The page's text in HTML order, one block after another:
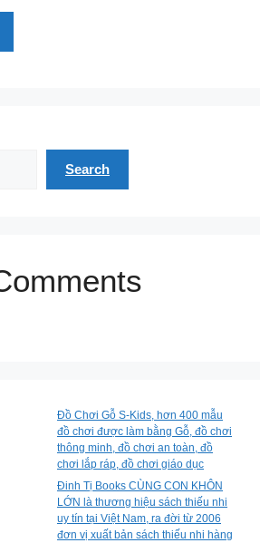
Search
Đồ Chơi Gỗ S-Kids, hơn 400 mẫu
đồ chơi được làm bằng Gỗ, đồ chơi
thông minh, đồ chơi an toàn, đồ
chơi lắp ráp, đồ chơi giáo dục
Đinh Tị Books CÙNG CON KHÔN
LỚN là thương hiệu sách thiếu nhi
uy tín tại Việt Nam, ra đời từ 2006
đơn vị xuất bản sách thiếu nhi hàng